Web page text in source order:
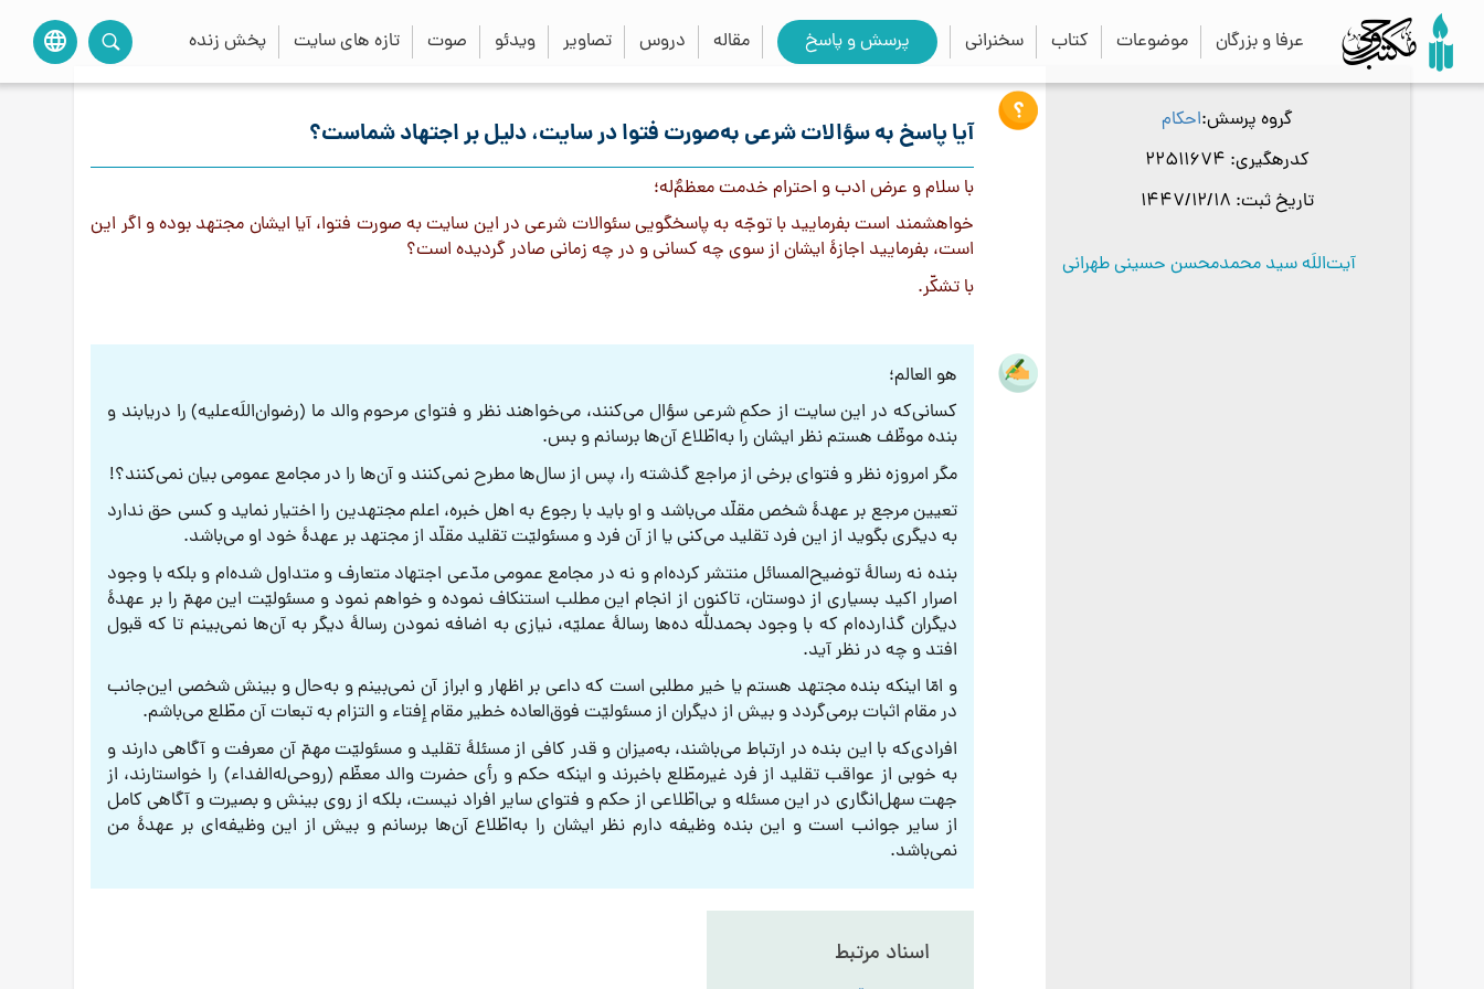
عرفا و بزرگان موضوعات کتاب سخنرانی پرسش و پاسخ مقاله دروس تصاویر ویدئو صوت تازه های سایت پخش زنده language search
close
گروه پرسش احکام
کدرهگیری
تاریخ ثبت
آیت‌اللَه سید محمدمحسن حسینی طهرانی
آیا پاسخ به سؤالات شرعی به‌صورت فتوا در سایت، دلیل بر اجتهاد شماست؟
با سلام و عرض ادب و احترام خدمت معظمٌ‌له؛
خواهشمند است بفرمایید با توجّه به پاسخگويى سئوالات شرعی در این سایت به صورت فتوا، آیا ایشان مجتهد بوده و اگر این
است، بفرماييد اجازۀ ایشان از سوی چه کسانی و در چه زمانی صادر گردیده است؟
با تشکّر.
هو العالم؛
کسانی‌که در این سایت از حکمِ شرعی سؤال می‌‌کنند، می‌خواهند نظر و فتوای مرحوم والد ما (رضوان‌اللَه‌علیه) را دریابند و
بنده موظّف هستم نظر ایشان را به‌اطّلاع آن‌ها برسانم و بس.
مگر امروزه نظر و فتوای برخی از مراجع گذشته را، پس از سال‌ها مطرح نمی‌کنند و آن‌ها را در مجامع عمومی بیان نمی‌کنند؟!
تعیین مرجع بر عهدۀ شخص مقلّد می‌باشد و او باید با رجوع به اهل خبره، اعلم مجتهدین را اختیار نماید و کسی حق ندارد
به دیگری بگوید از این فرد تقلید می‌کنی یا از آن فرد و مسئولیّت تقلید مقلّد از مجتهد بر عهدۀ خود او می‌باشد.
بنده نه رسالۀ توضیح‌المسائل منتشر کرده‌ام و نه در مجامع عمومی مدّعی اجتهاد متعارف و متداول شده‌ام و بلکه با وجود
اصرار اکید بسیاری از دوستان، تاکنون از انجام این مطلب استنکاف نموده و خواهم نمود و مسئولیّت این مهمّ را بر عهدۀ
دیگران گذارده‌ام که با وجود بحمدلله ده‌ها رسالۀ عملیّه، نیازی به اضافه نمودن رسالۀ دیگر به آن‌ها نمی‌بینم تا که قبول
افتد و چه در نظر آید.
و امّا اینکه بنده مجتهد هستم یا خیر مطلبی است که داعی بر اظهار و ابراز آن نمی‌بینم و به‌حال و بینش شخصی این‌جانب
در مقام اثبات برمی‌گردد و بیش از دیگران از مسئولیّت فوق‌العاده خطیر مقام إفتاء و التزام به تبعات آن مطّلع می‌باشم.
افرادی‌که با این بنده در ارتباط می‌باشند، به‌میزان و قدر کافی از مسئلۀ تقلید و مسئولیّت مهمّ آن معرفت و آگاهی دارند و
به خوبی از عواقب تقلید از فرد غیرمطّلع باخبرند و اینکه حکم و رأی حضرت والد معظّم (روحی‌له‌الفداء) را خواستارند، از
جهت سهل‌انگاری در این مسئله و بی‌اطّلاعی از حکم و فتوای سایر افراد نیست، بلکه از روی بینش و بصیرت و آگاهی کامل
از سایر جوانب است و این بنده وظیفه دارم نظر ایشان را به‌اطّلاع آن‌ها برسانم و بیش از این وظیفه‌ای بر عهدۀ من
نمی‌باشد.
اسناد مرتبط